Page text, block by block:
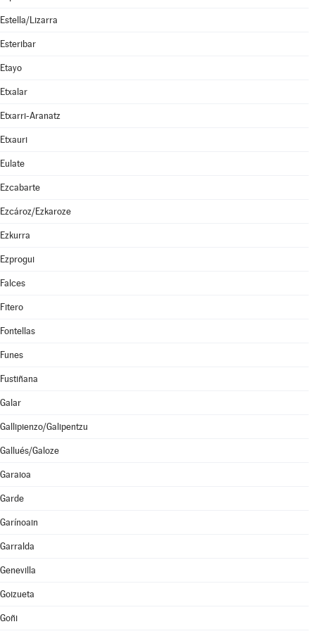
Estella/Lizarra
Esteribar
Etayo
Etxalar
Etxarri-Aranatz
Etxauri
Eulate
Ezcabarte
Ezcároz/Ezkaroze
Ezkurra
Ezprogui
Falces
Fitero
Fontellas
Funes
Fustiñana
Galar
Gallipienzo/Galipentzu
Gallués/Galoze
Garaioa
Garde
Garínoain
Garralda
Genevilla
Goizueta
Goñi